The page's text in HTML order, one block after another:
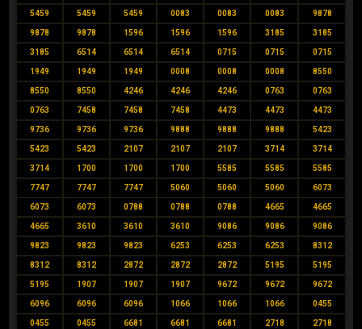
5459 5459 5459 0083 0083 0083 9878
9878 9878 1596 1596 1596 3185 3185
3185 6514 6514 6514 0715 0715 0715
1949 1949 1949 0008 0008 0008 8550
8550 8550 4246 4246 4246 0763 0763
0763 7458 7458 7458 4473 4473 4473
9736 9736 9736 9888 9888 9888 5423
5423 5423 2107 2107 2107 3714 3714
3714 1700 1700 1700 5585 5585 5585
7747 7747 7747 5060 5060 5060 6073
6073 6073 0788 0788 0788 4665 4665
4665 3610 3610 3610 9086 9086 9086
9823 9823 9823 6253 6253 6253 8312
8312 8312 2872 2872 2872 5195 5195
5195 1907 1907 1907 9672 9672 9672
6096 6096 6096 1066 1066 1066 0455
0455 0455 6681 6681 6681 2718 2718